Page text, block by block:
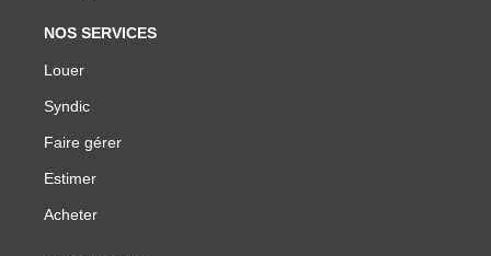
NOS SERVICES
Louer
Syndic
Faire gérer
Estimer
Acheter